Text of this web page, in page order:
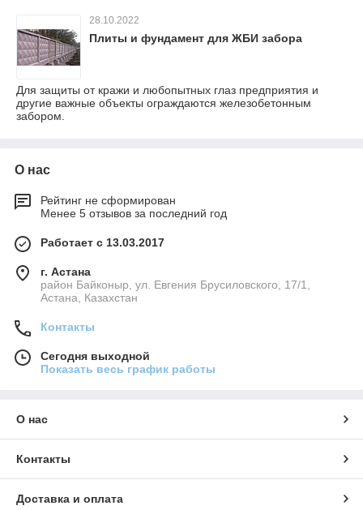
28.10.2022
Плиты и фундамент для ЖБИ забора
Для защиты от кражи и любопытных глаз предприятия и
другие важные объекты ограждаются железобетонным
забором.
О нас
Рейтинг не сформирован
Менее 5 отзывов за последний год
Работает с 13.03.2017
г. Астана
район Байконыр, ул. Евгения Брусиловского, 17/1,
Астана, Казахстан
Контакты
Сегодня выходной
Показать весь график работы
О нас
Контакты
Доставка и оплата